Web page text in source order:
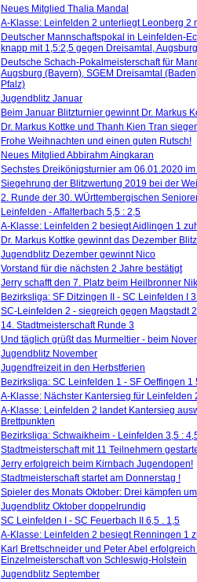
Neues Mitglied Thalia Mandal
A-Klasse: Leinfelden 2 unterliegt Leonberg 2
Deutscher Mannschaftspokal in Leinfelden-
knapp mit 1,5:2,5 gegen Dreisamtal,
Deutsche Schach-Pokalmeisterschaft für
Augsburg (Bayern), SGEM Dreisamtal
Pfalz)
Jugendblitz Januar
Beim Januar Blitzturnier gewinnt Dr. Markus
Dr. Markus Kottke und Thanh Kien Tran
Frohe Weihnachten und einen guten Rutsch!
Neues Mitglied Abbirahm Aingkaran
Sechstes Dreikönigsturnier am 06.01.2020
Siegehrung der Blitzwertung 2019 bei der
2. Runde der 30. WÜrttembergischen
Leinfelden - Affalterbach 5,5 : 2,5
A-Klasse: Leinfelden 2 besiegt Aidlingen 1
Dr. Markus Kottke gewinnt das Dezember
Jugendblitz Dezember gewinnt Nico
Vorstand für die nächsten 2 Jahre bestätigt
Jerry schafft den 7. Platz beim Heilbronner
Bezirksliga: SF Ditzingen II - SC Leinfelden I
SC-Leinfelden 2 - siegreich gegen Magstadt 2
14. Stadtmeisterschaft Runde 3
Und täglich grüßt das Murmeltier - beim
Jugendblitz November
Jugendfreizeit in den Herbstferien
Bezirksliga: SC Leinfelden 1 - SF Oeffingen 1
A-Klasse: Nächster Kantersieg für Leinfelden
A-Klasse: Leinfelden 2 landet Kantersieg
Brettpunkten
Bezirksliga: Schwaikheim - Leinfelden 3,5 :
Stadtmeisterschaft mit 11 Teilnehmern
Jerry erfolgreich beim Kirnbach Jugendopen!
Stadtmeisterschaft startet am Donnerstag !
Spieler des Monats Oktober: Drei kämpfen
Jugendblitz Oktober doppelrundig
SC Leinfelden I - SC Feuerbach II 6,5 . 1,5
A-Klasse: Leinfelden 2 besiegt Renningen 1
Karl Brettschneider und Peter Abel
Einzelmeisterschaft von Schleswig-Holstein
Jugendblitz September